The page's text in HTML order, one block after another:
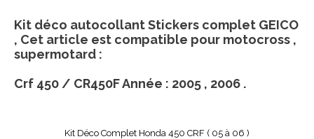
Kit Déco Complet Honda 450 CRF ( 05 à 06 )
Kit déco autocollant Stickers complet GEICO
, Cet article est compatible pour motocross ,
supermotard :
Crf 450 / CR450F Année : 2005 , 2006 .